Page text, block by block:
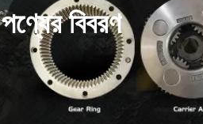
পণ্যের বিবরণ